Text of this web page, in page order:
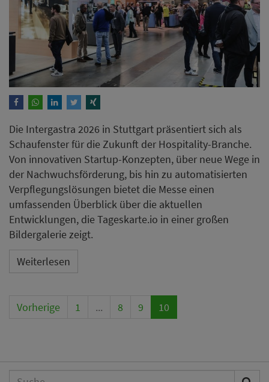
Die Intergastra 2026 in Stuttgart präsentiert sich als
Schaufenster für die Zukunft der Hospitality-Branche.
Von innovativen Startup-Konzepten, über neue Wege in
der Nachwuchsförderung, bis hin zu automatisierten
Verpflegungslösungen bietet die Messe einen
umfassenden Überblick über die aktuellen
Entwicklungen, die Tageskarte.io in einer großen
Bildergalerie zeigt.
Weiterlesen
Vorherige 1 ... 8 9 10